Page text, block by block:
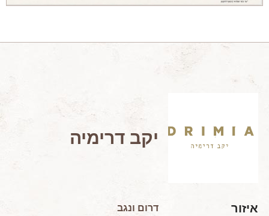
המלצות יין לְ שַׁבָּת
חדשות ועדכונים
יקב דרימיה
איזור דרום ונגב